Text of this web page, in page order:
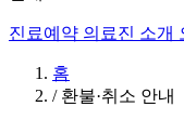
진료예약 의료진 소개
홈
/ 환불·취소 안내